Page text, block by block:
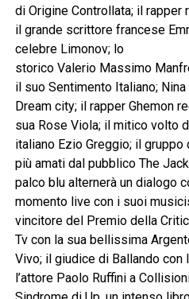
di Origine Controllata; il
il grande scrittore francese
celebre Limonov; lo
storico Valerio Massimo
il suo Sentimento Italiano;
Dream city; il rapper Ghemon
sua Rose Viola; il mitico volto
italiano Ezio Greggio; il
più amati dal pubblico The
palco blu alternerà un dialogo
momento live con i suoi
vincitore del Premio della
Tv con la sua bellissima
Vivo; il giudice di Ballando
l’attore Paolo Ruffini a